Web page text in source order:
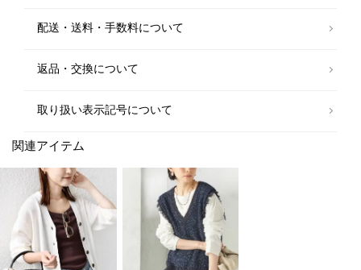
配送・送料・手数料について
返品・交換について
取り扱い表示記号について
関連アイテム